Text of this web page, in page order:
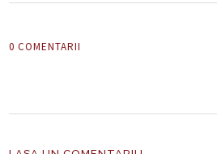
0 COMENTARII